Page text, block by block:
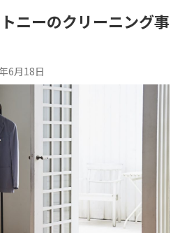
ニーのクリーニング事
6月18日